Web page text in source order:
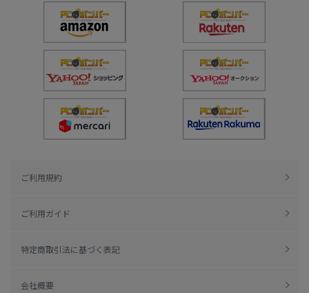
ご利用規約
ご利用ガイド
特定商取引法に基づく表記
会社概要